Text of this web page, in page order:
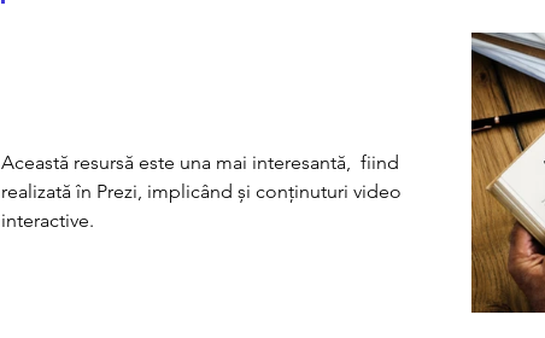
Această resursă este una mai interesantă,  fiind
realizată în Prezi, implicând și conținuturi video
interactive.